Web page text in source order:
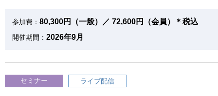
参加費： 80,300円（一般）／ 72,600円（会員）＊税込
開催期間： 2026年9月
セミナー ライブ配信